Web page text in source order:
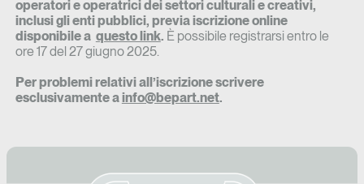
operatori e operatrici dei settori culturali e creativi,
inclusi gli enti pubblici, previa iscrizione online
disponibile a questo link. È possibile registrarsi entro le
ore 17 del 27 giugno 2025.
Per problemi relativi all’iscrizione scrivere
esclusivamente ainfo@bepart.net.